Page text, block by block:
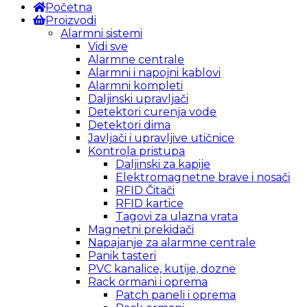
Početna
Proizvodi
Alarmni sistemi
Vidi sve
Alarmne centrale
Alarmni i napojni kablovi
Alarmni kompleti
Daljinski upravljači
Detektori curenja vode
Detektori dima
Javljači i upravljive utičnice
Kontrola pristupa
Daljinski za kapije
Elektromagnetne brave i nosači
RFID Čitači
RFID kartice
Tagovi za ulazna vrata
Magnetni prekidači
Napajanje za alarmne centrale
Panik tasteri
PVC kanalice, kutije, dozne
Rack ormani i oprema
Patch paneli i oprema